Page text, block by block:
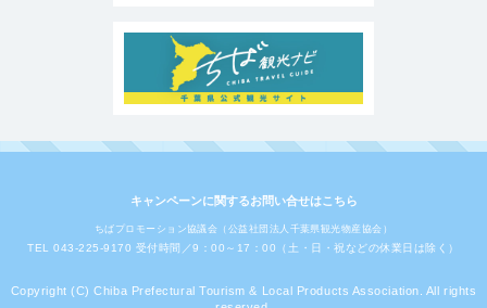
キャンペーンに関するお問い合せはこちら
ちばプロモーション協議会（公益社団法人千葉県観光物産協会）
TEL 043-225-9170 受付時間／9：00～17：00（土・日・祝などの休業日は除く）
Copyright (C) Chiba Prefectural Tourism & Local Products Association. All rights